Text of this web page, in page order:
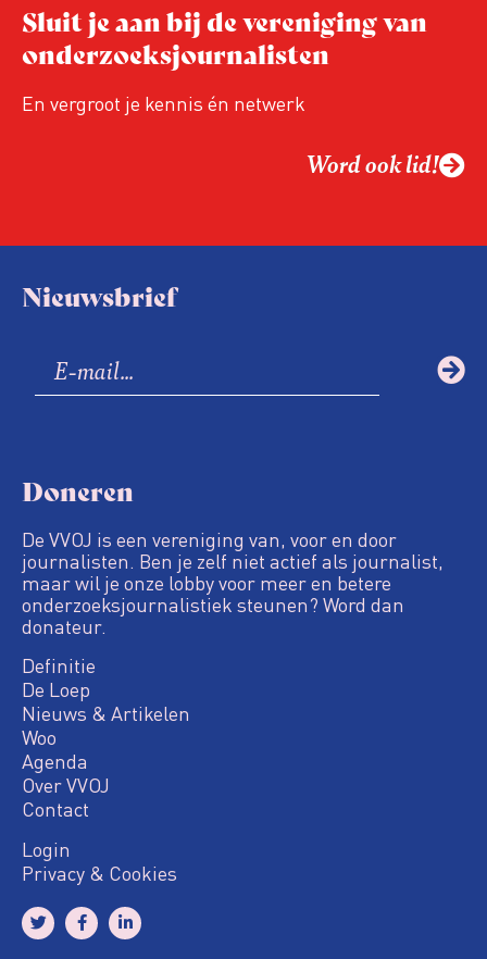
Sluit je aan bij de vereniging van
onderzoeksjournalisten
En vergroot je kennis én netwerk
Word ook lid!
Nieuwsbrief
Doneren
De VVOJ is een vereniging van, voor en door
journalisten. Ben je zelf niet actief als journalist,
maar wil je onze lobby voor meer en betere
onderzoeksjournalistiek steunen? Word dan
donateur.
Definitie
De Loep
Nieuws & Artikelen
Woo
Agenda
Over VVOJ
Contact
Login
Privacy & Cookies